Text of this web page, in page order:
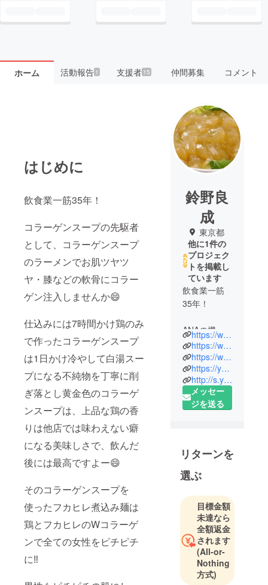
ホーム 活動報告1 支援者 15 仲間募集 コメント
はじめに
飲食業一筋35年！
コラーゲンスープの先駆者
として、コラーゲンスープ
のラーメンでお肌ツヤツ
ヤ・膝などの軟骨にコラー
ゲン注入しませんか😄
仕込みには7時間かけ鶏のみ
で作ったコラーゲンスープ
は1日かけ冷やして白湯スー
プになる不純物を丁寧に削
ぎ落とし黄金色のコラーゲ
ンスープは、上品な鶏の香
りは他店では味わえない癖
になる美味しさで、飲んだ
後には最高ですよー😄
そのコラーゲンスープを
使ったフカヒレ煮込み麺は
鶏とフカヒレのWコラーゲ
ンで全ての女性をピチピチ
に‼️
鈴野良
成
東京都
他に1件の
プロジェク
トを掲載し
ています
飲食業一筋
35年！
ANAの機内
誌「翼の王
国」やアメ
リカの新聞
「ワシント
ンポスト
紙」や多く
聞・企業様
の懸賞品に
て紹介され
ラーゲン
スープ鍋の
生みの親で
す！
ランチは、
元祖コラー
https://www.instagram.com/g.yoshinari?igsh=b3dtZ2tsOGRxemw1&utm_source=qr
https://www.instagram.com/p/Btkydm0A6ei/?utm_source=ig_share_sheet&igshid=sgafclyum36v
https://www.facebook.com/share/16jkvUH4fA/?mibextid=wwXIfr
https://youtu.be/CLBorNiE9wY
http://s.yoshinari05@gmail.com
メッセー
ジを送る
リターンを
選ぶ
目標金額
未達なら
全額返金
されます
(All-or-
Nothing
方式)